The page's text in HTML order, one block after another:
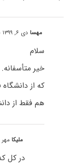
مهسادی ۶, ۱۳۹۹ at ۱۱:۱۵ ب٫ظ
سلام
خیر
که از
هم فقط از
ملیکامهر ۵, ۱۴۰۰ at ۱:۵۳ ب٫ظ
در کل